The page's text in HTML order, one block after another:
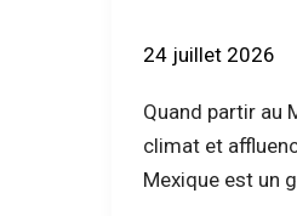
24 juillet 2026
Quand partir au
climat et
Mexique est un
climat
affluence
pour
bien